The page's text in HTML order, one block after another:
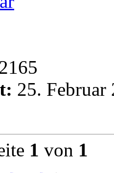
25. Februar
1 von 1